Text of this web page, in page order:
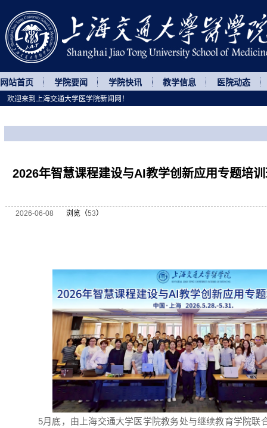
网站首页 学院要闻 学院快讯 教学信息 医院动态
2026年智慧课程建设与AI教学创新应用专题培
2026-06-08 浏览（53）
5月底，由上海交通大学医学院教务处与继续教育学院联
欢迎来到上海交通大学医学院新闻网！